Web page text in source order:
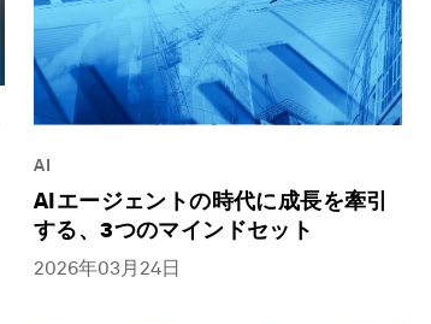
AI
AIエージェントの時代に成長を牽引
する、3つのマインドセット
2026年03月24日